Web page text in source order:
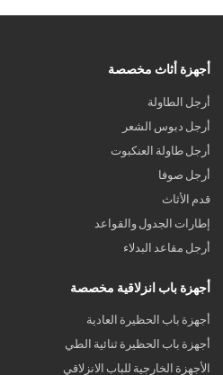
أجهزة أثاث مخصصة
أرجل الطاولة
أرجل دبوس الشعر
أرجل طاولة العنكبوت
أرجل صوفا
قدم الأثاث
إطارات الجدول والقواعد
أرجل مقاعد البدلاء
أجهزة باب انزلاقية مخصصة
أجهزة باب الحظيرة العادية
أجهزة باب الحظيرة ثنائية الطي
الأجهزة الخارجية للباب الانزلاقي